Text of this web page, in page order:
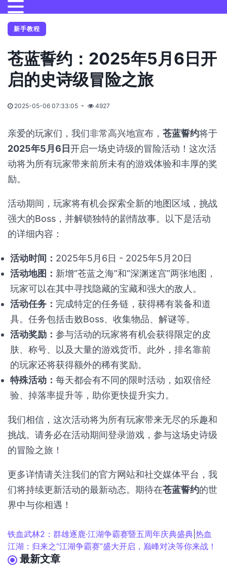
新手教程
苍蓝誓约：2025年5月6日开
启的史诗级冒险之旅
2025-05-06 07:33:05 4927
亲爱的玩家们，我们非常高兴地宣布， 苍蓝誓约将于
2025年5月6日开启一场史诗级的冒险活动！这次活
动将为所有玩家带来前所未有的游戏体验和丰厚的奖
励。
活动期间，玩家将有机会探索全新的地图区域，挑战
强大的Boss，并解锁独特的剧情故事。以下是活动
的详细内容：
活动时间： 2025年5月6日 - 2025年5月20日
活动地图： 新增“苍蓝之海”和“深渊迷宫”两张地图，
玩家可以在其中寻找隐藏的宝藏和强大的敌人。
活动任务： 完成特定的任务链，获得稀有装备和道
具。任务包括击败Boss、收集物品、解谜等。
活动奖励： 参与活动的玩家将有机会获得限定的皮
肤、称号、以及大量的游戏货币。此外，排名靠前
的玩家还将获得额外的稀有奖励。
特殊活动： 每天都会有不同的限时活动，如双倍经
验、掉落率提升等，助你更快提升实力。
我们相信，这次活动将为所有玩家带来无尽的乐趣和
挑战。请务必在活动期间登录游戏，参与这场史诗级
的冒险之旅！
更多详情请关注我们的官方网站和社交媒体平台，我
们将持续更新活动的最新动态。期待在苍蓝誓约的世
界中与你相遇！
铁血武林2：群雄逐鹿·江湖争霸赛暨五周年庆典盛典 热血
江湖：归来之“江湖争霸赛”盛大开启，巅峰对决等你来战！
最新文章